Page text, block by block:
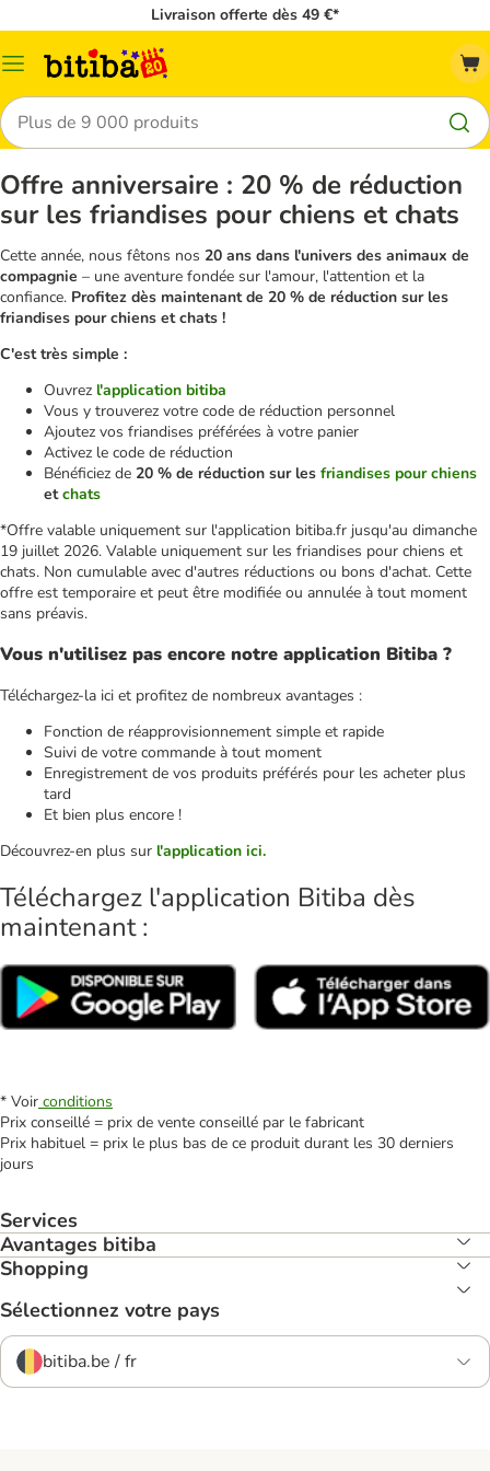
Livraison offerte dès 49 €*
Menu
Rechercher
Offre anniversaire : 20 % de réduction
sur les friandises pour chiens et chats
Cette année, nous fêtons nos 20 ans dans l'univers des animaux de
compagnie – une aventure fondée sur l'amour, l'attention et la
confiance. Profitez dès maintenant de 20 % de réduction sur les
friandises pour chiens et chats !
C'est très simple :
Ouvrez l'application bitiba
Vous y trouverez votre code de réduction personnel
Ajoutez vos friandises préférées à votre panier
Activez le code de réduction
Bénéficiez de 20 % de réduction sur les friandises pour chiens
etchats
*Offre valable uniquement sur l'application bitiba.fr jusqu'au dimanche
19 juillet 2026. Valable uniquement sur les friandises pour chiens et
chats. Non cumulable avec d'autres réductions ou bons d'achat. Cette
offre est temporaire et peut être modifiée ou annulée à tout moment
sans préavis.
Vous n'utilisez pas encore notre application Bitiba ?
Téléchargez-la ici et profitez de nombreux avantages :
Fonction de réapprovisionnement simple et rapide
Suivi de votre commande à tout moment
Enregistrement de vos produits préférés pour les acheter plus
tard
Et bien plus encore !
Découvrez-en plus sur l'application ici.
Téléchargez l'application Bitiba dès
maintenant :
* Voir conditions
Prix conseillé = prix de vente conseillé par le fabricant
Prix habituel = prix le plus bas de ce produit durant les 30 derniers
jours
Services
Avantages bitiba
Shopping
Sélectionnez votre pays
bitiba.be / fr